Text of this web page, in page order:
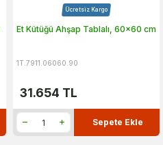
Ücretsiz Kargo
Et Kütüğü Ahşap Tablalı, 60x60 cm
1T.7911.06060.90
31.654 TL
Sepete Ekle